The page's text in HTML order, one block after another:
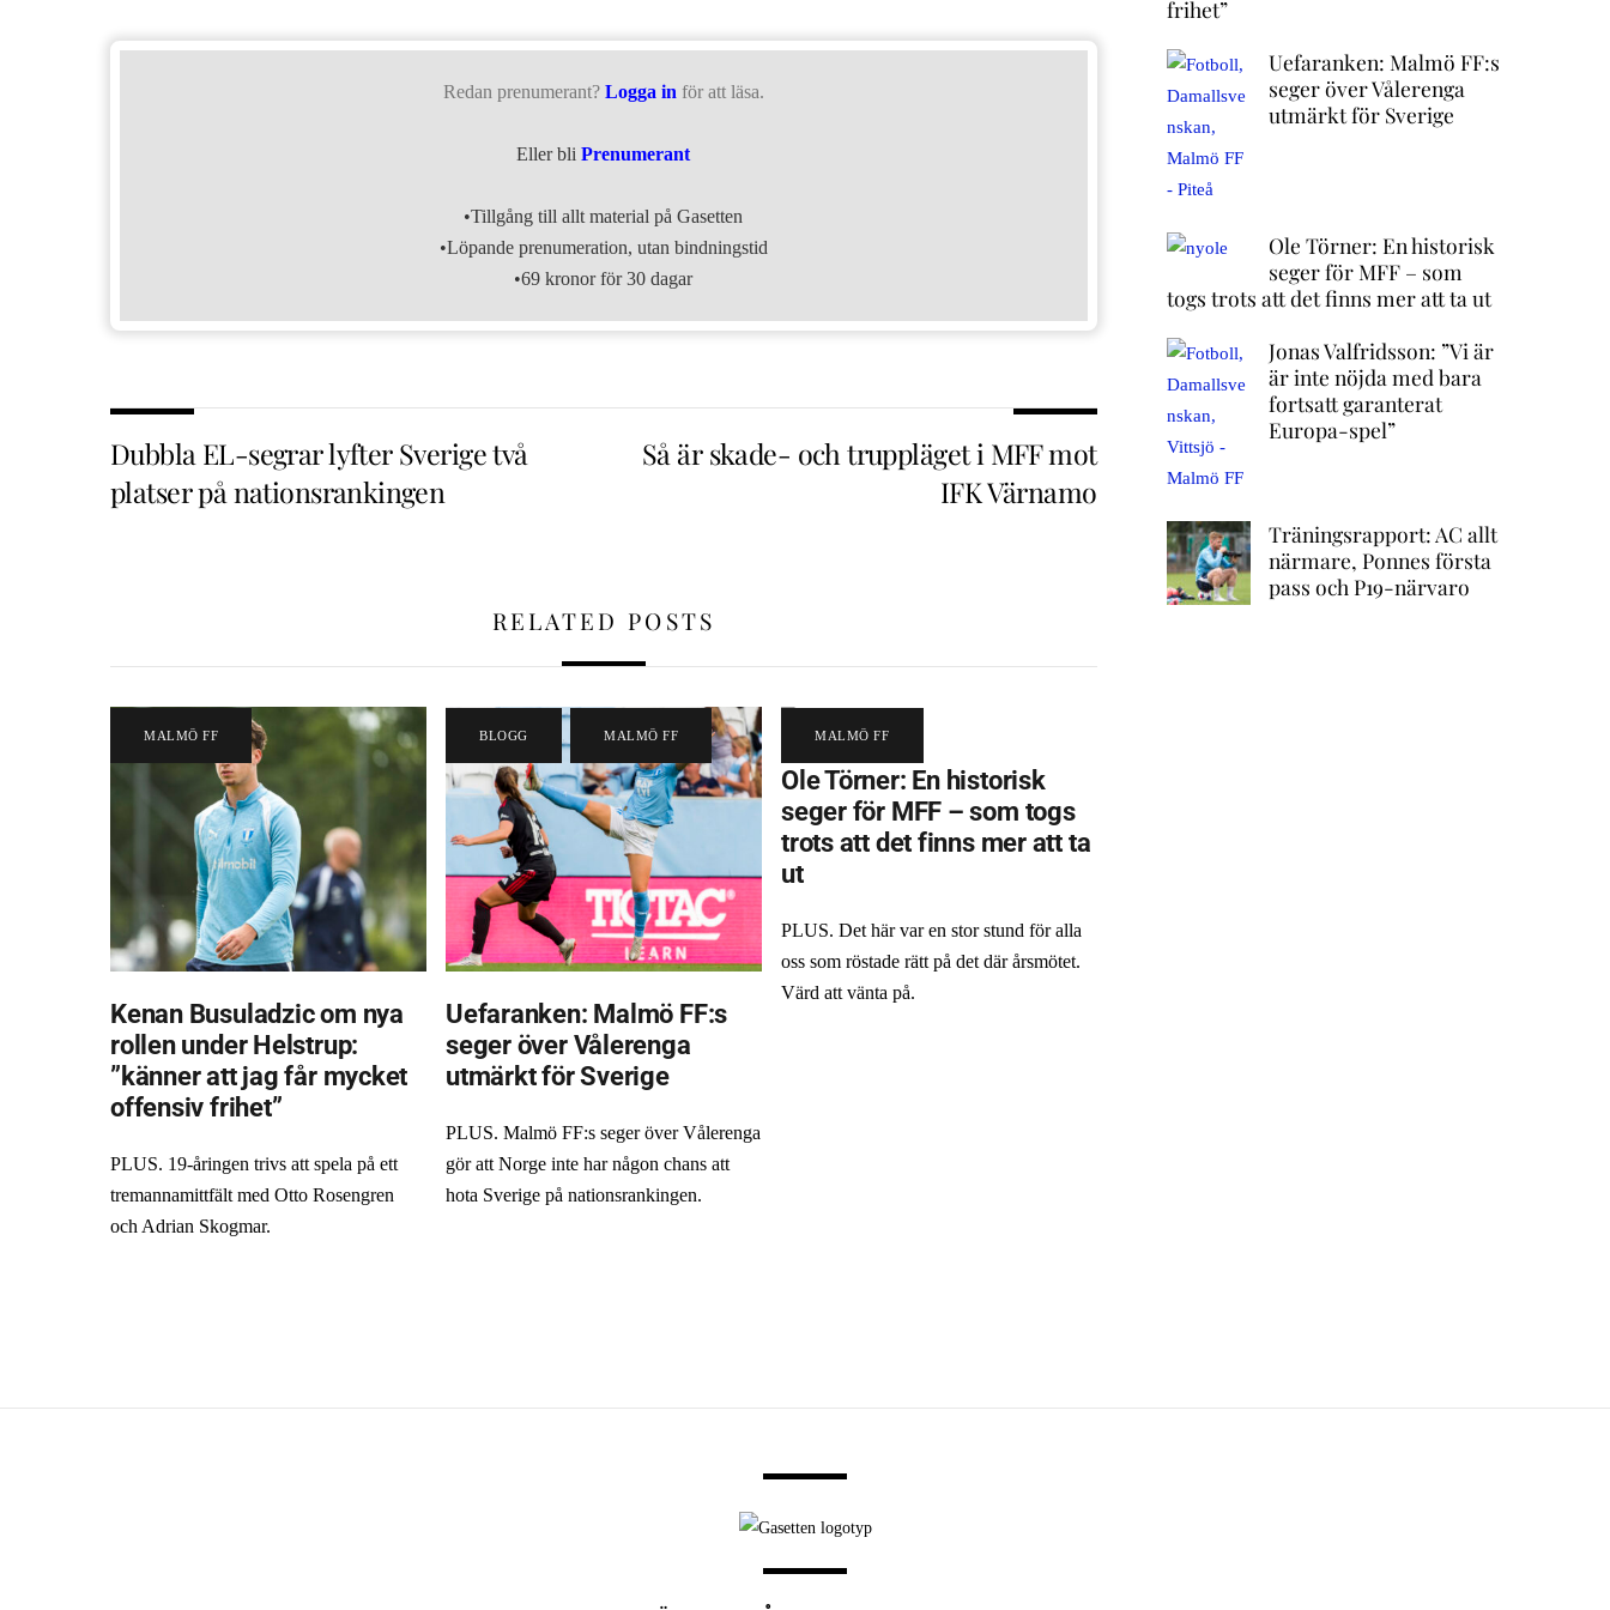
Redan prenumerant? Logga in för att läsa.
Eller bliPrenumerant
•Tillgång till allt material på Gasetten
•Löpande prenumeration, utan bindningstid
•69 kronor för 30 dagar
Dubbla EL-segrar lyfter Sverige två
platser på nationsrankingen
Så är skade- och truppläget i MFF mot
IFK Värnamo
RELATED POSTS
MALMÖ FF
Kenan Busuladzic om nya
rollen under Helstrup:
”känner att jag får mycket
offensiv frihet”
PLUS. 19-åringen trivs att spela på ett
tremannamittfält med Otto Rosengren
och Adrian Skogmar.
BLOGG MALMÖ FF
Uefaranken: Malmö FF:s
seger över Vålerenga
utmärkt för Sverige
PLUS. Malmö FF:s seger över Vålerenga
gör att Norge inte har någon chans att
hota Sverige på nationsrankingen.
MALMÖ FF
Ole Törner: En historisk
seger för MFF – som togs
trots att det finns mer att ta
ut
PLUS. Det här var en stor stund för alla
oss som röstade rätt på det där årsmötet.
Värd att vänta på.
frihet”
Uefaranken: Malmö FF:s
seger över Vålerenga
utmärkt för Sverige
Ole Törner: En historisk
seger för MFF – som
togs trots att det finns mer att ta ut
Jonas Valfridsson: ”Vi är
är inte nöjda med bara
fortsatt garanterat
Europa-spel”
Träningsrapport: AC allt
närmare, Ponnes första
pass och P19-närvaro